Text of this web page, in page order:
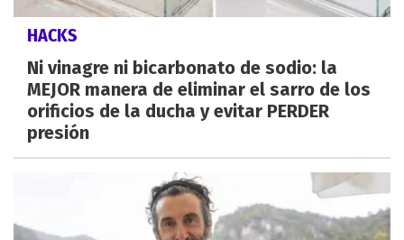
HACKS
Ni vinagre ni bicarbonato de sodio: la
MEJOR manera de eliminar el sarro de los
orificios de la ducha y evitar PERDER
presión